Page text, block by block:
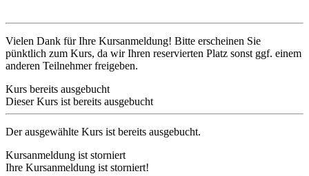
Vielen Dank für Ihre Kursanmeldung! Bitte erscheinen Sie
pünktlich zum Kurs, da wir Ihren reservierten Platz sonst ggf. einem
anderen Teilnehmer freigeben.
Kurs bereits ausgebucht
Dieser Kurs ist bereits ausgebucht
Der ausgewählte Kurs ist bereits ausgebucht.
Kursanmeldung ist storniert
Ihre Kursanmeldung ist storniert!